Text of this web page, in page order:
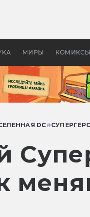
МИРЫ КОМИКСЫ
колец»
DC#